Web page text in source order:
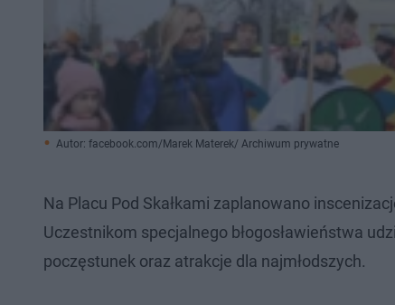
Autor: facebook.com/Marek Materek/ Archiwum prywatne
Na Placu Pod Skałkami zaplanowano
Uczestnikom specjalnego błogosławieństwa
poczęstunek oraz atrakcje dla najmłodszych.